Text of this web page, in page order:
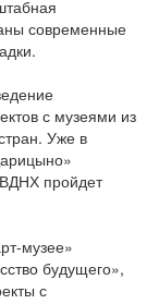
современные
с музеями из
Уже в
пройдет
музее»
будущего»,
с